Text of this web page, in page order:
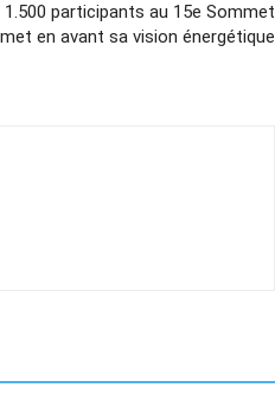
1.500 participants au 15e Sommet
met en avant sa vision énergétique